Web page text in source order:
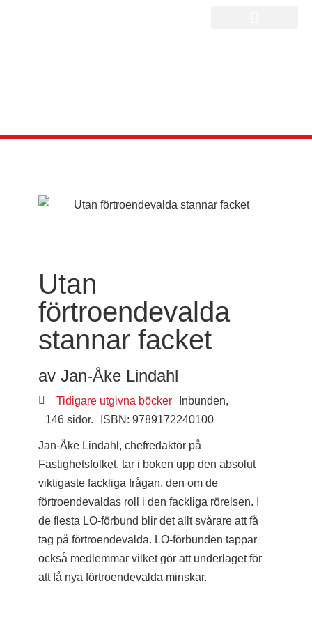
Utan
förtroendevalda
stannar facket
av Jan-Åke Lindahl
Tidigare utgivna böcker
Inbunden,
146 sidor.
ISBN: 9789172240100
Jan-Åke Lindahl, chefredaktör på
Fastighetsfolket, tar i boken upp den absolut
viktigaste fackliga frågan, den om de
förtroendevaldas roll i den fackliga rörelsen. I
de flesta LO-förbund blir det allt svårare att få
tag på förtroendevalda. LO-förbunden tappar
också medlemmar vilket gör att underlaget för
att få nya förtroendevalda minskar.